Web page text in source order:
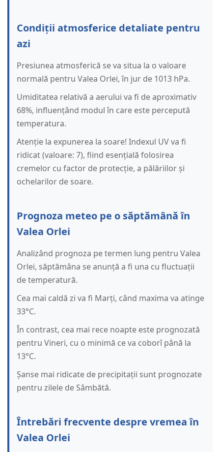
Condiții atmosferice detaliate pentru
azi
Presiunea atmosferică se va situa la o valoare
normală pentru Valea Orlei, în jur de 1013 hPa.
Umiditatea relativă a aerului va fi de aproximativ
68%, influențând modul în care este percepută
temperatura.
Atenție la expunerea la soare! Indexul UV va fi
ridicat (valoare: 7), fiind esențială folosirea
cremelor cu factor de protecție, a pălăriilor și
ochelarilor de soare.
Prognoza meteo pe o săptămână în
Valea Orlei
Analizând prognoza pe termen lung pentru Valea
Orlei, săptămâna se anunță a fi una cu fluctuații
de temperatură.
Cea mai caldă zi va fi Marți, când maxima va atinge
33°C.
În contrast, cea mai rece noapte este prognozată
pentru Vineri, cu o minimă ce va coborî până la
13°C.
Șanse mai ridicate de precipitații sunt prognozate
pentru zilele de Sâmbătă.
Întrebări frecvente despre vremea în
Valea Orlei